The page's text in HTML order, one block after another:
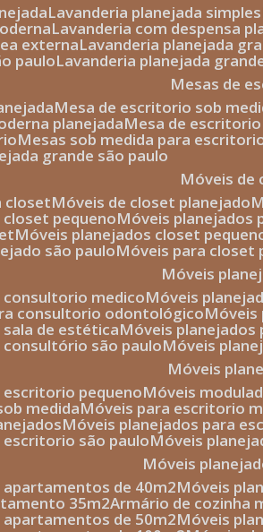
lavanderia planejada simples
lavanderia com despensa
externa lavanderia planejada
paulo lavanderia planejada
mesas de
mesa de escritorio sob
planejada mesa de
mesas sob medida para
grande são paulo
móveis
closet
móveis de closet planejado
closet pequeno móveis
móveis planejados closet
são paulo
móveis para
móveis
consultorio medico
móveis
consultorio odontológico
sala de estética móveis
consultório são paulo
móveis
móveis
escritorio pequeno
móveis
medida móveis para escritorio
móveis planejados para
escritorio são paulo
móveis
móveis
apartamentos de 40m2
móveis
35m2 armário de
apartamentos de 50m2 móveis